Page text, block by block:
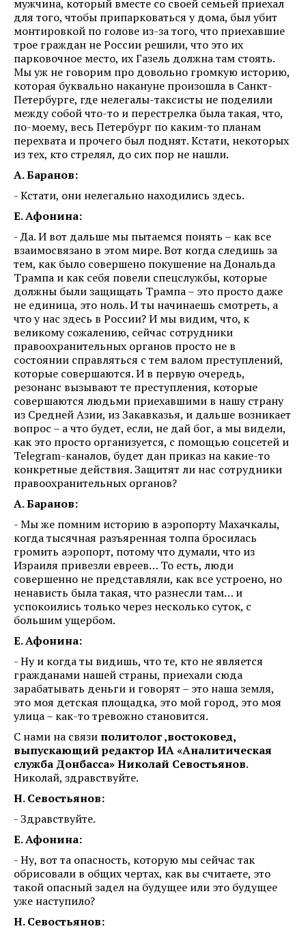
мужчина, который вместе со своей семьей приехал
для того, чтобы припарковаться у дома, был убит
монтировкой по голове из-за того, что приехавшие
трое граждан не России решили, что это их
парковочное место, их Газель должна там стоять.
Мы уж не говорим про довольно громкую историю,
которая буквально накануне произошла в Санкт-
Петербурге, где нелегалы-таксисты не поделили
между собой что-то и перестрелка была такая, что,
по-моему, весь Петербург по каким-то планам
перехвата и прочего был поднят. Кстати, некоторых
из тех, кто стрелял, до сих пор не нашли.
А. Баранов:
- Кстати, они нелегально находились здесь.
Е. Афонина:
- Да. И вот дальше мы пытаемся понять – как все
взаимосвязано в этом мире. Вот когда следишь за
тем, как было совершено покушение на Дональда
Трампа и как себя повели спецслужбы, которые
должны были защищать Трампа – это просто даже
не единица, это ноль. И ты начинаешь смотреть, а
что у нас здесь в России? И мы видим, что, к
великому сожалению, сейчас сотрудники
правоохранительных органов просто не в
состоянии справляться с тем валом преступлений,
которые совершаются. И в первую очередь,
резонанс вызывают те преступления, которые
совершаются людьми приехавшими в нашу страну
из Средней Азии, из Закавказья, и дальше возникает
вопрос – а что будет, если, не дай бог, а мы видели,
как это просто организуется, с помощью соцсетей и
Telegram-каналов, будет дан приказ на какие-то
конкретные действия. Защитят ли нас сотрудники
правоохранительных органов?
А. Баранов:
- Мы же помним историю в аэропорту Махачкалы,
когда тысячная разъяренная толпа бросилась
громить аэропорт, потому что думали, что из
Израиля привезли евреев… То есть, люди
совершенно не представляли, как все устроено, но
ненависть была такая, что разнесли там… и
успокоились только через несколько суток, с
большим ущербом.
Е. Афонина:
- Ну и когда ты видишь, что те, кто не является
гражданами нашей страны, приехали сюда
зарабатывать деньги и говорят – это наша земля,
это моя детская площадка, это мой город, это моя
улица – как-то тревожно становится.
С нами на связи политолог ,востоковед,
выпускающий редактор ИА «Аналитическая
служба Донбасса» Николай Севостьянов.
Николай, здравствуйте.
Н. Севостьянов:
- Здравствуйте.
Е. Афонина:
- Ну, вот та опасность, которую мы сейчас так
обрисовали в общих чертах, как вы считаете, это
такой опасный задел на будущее или это будущее
уже наступило?
Н. Севостьянов: